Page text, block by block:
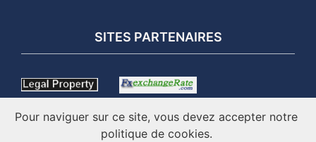
SITES PARTENAIRES
Pour naviguer sur ce site, vous devez accepter notre
politique de cookies.